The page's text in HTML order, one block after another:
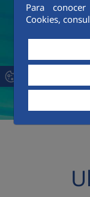
Para
Cookies,